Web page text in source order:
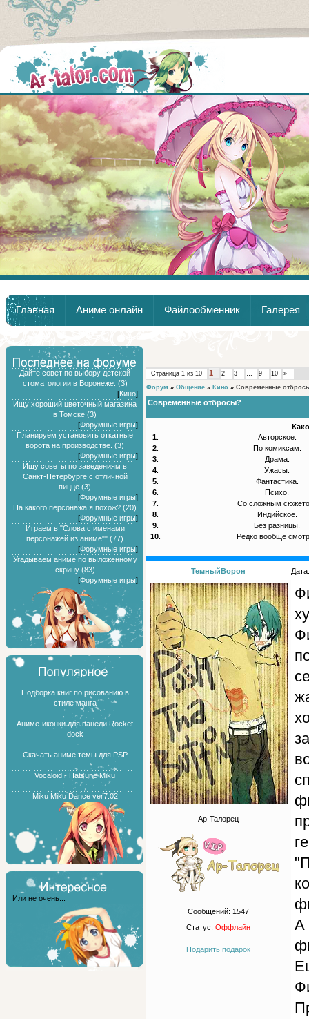
Главная
Аниме
Главная Аниме онлайн Файлообменник Галерея
Дайте совет по выбору детской
стоматологии в Воронеже. (3)
[Кино]
Ищу хороший цветочный магазина
в Томске (3)
[Форумные игры]
Планируем установить откатные
ворота на производстве. (3)
[Форумные игры]
Ищу советы по заведениям в
Санкт-Петербурге с отличной
пицце (3)
[Форумные игры]
На какого персонажа я похож? (20)
[Форумные игры]
Играем в "Слова с именами
персонажей из аниме"" (77)
[Форумные игры]
Угадываем аниме по выложенному
скрину (83)
[Форумные игры]
Подборка книг по рисованию в
стиле манга
Аниме-иконки для панели Rocket
dock
Скачать аниме темы для PSP
Vocaloid - Hatsune Miku
Miku Miku Dance ver7.02
Или не очень...
Страница 1 из 10 1 2 3 … 9 10
»
Форум » Общение » Кино » Современные
Современные отбросы?
1
Авторское.
2
По комиксам.
3
Драма.
4
Ужасы.
5
Фантастика.
6
Психо.
7
Со сложным
8
Индийское.
9
Без разницы.
10
Редко вообще
ТемныйВорон
Ар-Талорец
Сообщений: 1547
Статус:Оффлайн
Подарить подарок
А